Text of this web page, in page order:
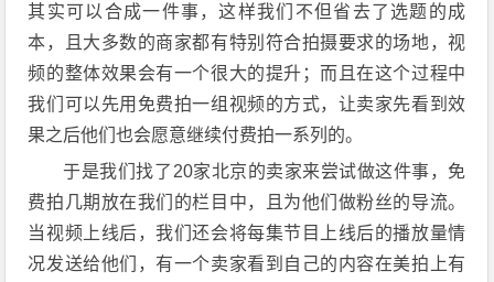
其实可以合成一件事，这样我们不但省去了选题的成
本，且大多数的商家都有特别符合拍摄要求的场地，视
频的整体效果会有一个很大的提升；而且在这个过程中
我们可以先用免费拍一组视频的方式，让卖家先看到效
果之后他们也会愿意继续付费拍一系列的。
于是我们找了20家北京的卖家来尝试做这件事，免
费拍几期放在我们的栏目中，且为他们做粉丝的导流。
当视频上线后，我们还会将每集节目上线后的播放量情
况发送给他们，有一个卖家看到自己的内容在美拍上有